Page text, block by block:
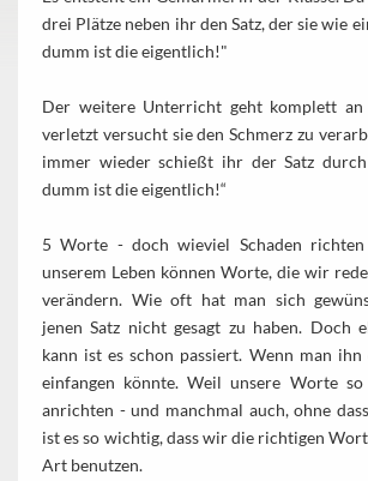
drei Plätze neben ihr den Satz, der sie wie
dumm ist die eigentlich!"
Der weitere Unterricht geht komplett an
verletzt versucht sie den Schmerz zu
immer wieder schießt ihr der Satz
dumm ist die eigentlich!“
5 Worte - doch wieviel Schaden
unserem Leben können Worte, die wir
verändern. Wie oft hat man sich
jenen Satz nicht gesagt zu haben. Doch
kann ist es schon passiert. Wenn man
einfangen könnte. Weil unsere Worte so
anrichten - und manchmal auch, ohne
ist es so wichtig, dass wir die richtigen
Art benutzen.